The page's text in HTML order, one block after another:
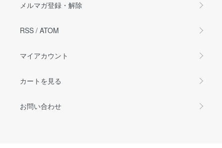
メルマガ登録・解除
RSS / ATOM
マイアカウント
カートを見る
お問い合わせ